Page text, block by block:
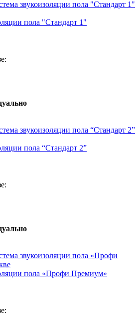
пола "Стандарт 1"
пола “Стандарт 2”
пола «Профи Премиум»